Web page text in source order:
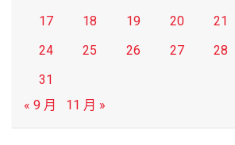
17
18 19 20 21
24
25 26 27 28
31
« 9 月
11 月 »